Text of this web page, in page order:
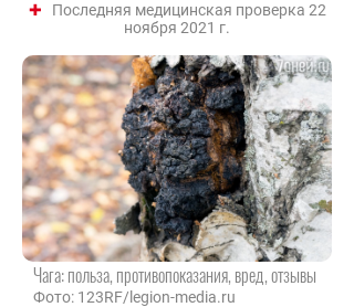
Последняя медицинская проверка 22
ноября 2021 г.
Чага: польза, противопоказания, вред, отзывы
Фото: 123RF/legion-media.ru